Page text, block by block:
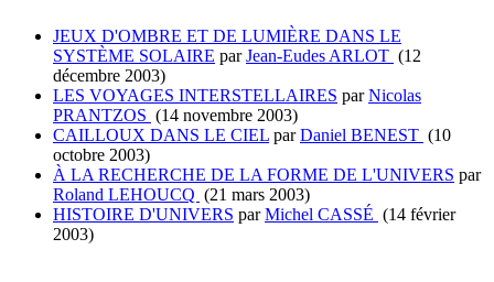
JEUX D'OMBRE ET DE LUMIÈRE DANS LE
SYSTÈME SOLAIRE parJean-Eudes ARLOT (12
décembre 2003)
LES VOYAGES INTERSTELLAIRES parNicolas
PRANTZOS (14 novembre 2003)
CAILLOUX DANS LE CIEL parDaniel BENEST (10
octobre 2003)
À LA RECHERCHE DE LA FORME DE L'UNIVERS par
Roland LEHOUCQ (21 mars 2003)
HISTOIRE D'UNIVERS parMichel CASSÉ (14 février
2003)